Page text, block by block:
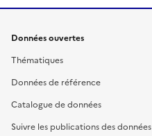
Données ouvertes
Thématiques
Données de référence
Catalogue de données
Suivre les publications des données